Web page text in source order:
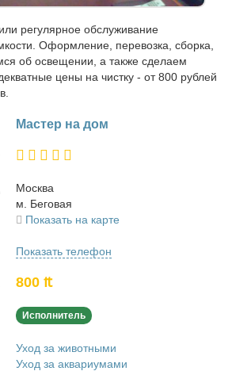
регулярное обслуживание
Оформление, перевозка, сборка,
об освещении, а также сделаем
цены на чистку - от 800 рублей
Ма­стер на дом
Москва
м. Бе­го­вая
Показать на карте
Показать телефон
800 ₶
Исполнитель
Уход за животными
Уход за аквариумами